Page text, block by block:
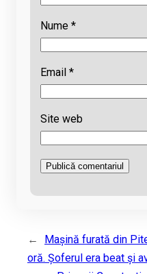
Nume *
Email *
Site web
←
Mașină furată din
oră. Șoferul era beat și